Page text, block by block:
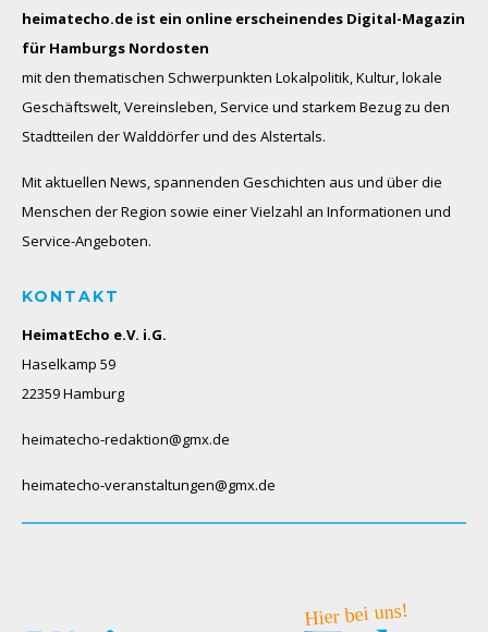
heimatecho.de ist ein online erscheinendes Digital-Magazin
für Hamburgs Nordosten
mit den thematischen Schwerpunkten Lokalpolitik, Kultur, lokale
Geschäftswelt, Vereinsleben, Service und starkem Bezug zu den
Stadtteilen der Walddörfer und des Alstertals.
Mit aktuellen News, spannenden Geschichten aus und über die
Menschen der Region sowie einer Vielzahl an Informationen und
Service-Angeboten.
KONTAKT
HeimatEcho e.V. i.G.
Haselkamp 59
22359 Hamburg
heimatecho-redaktion@gmx.de
heimatecho-veranstaltungen@gmx.de